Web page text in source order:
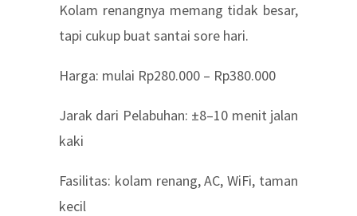
Kolam renangnya memang tidak besar,
tapi cukup buat santai sore hari.
Harga: mulai Rp280.000 – Rp380.000
Jarak dari Pelabuhan: ±8–10 menit jalan
kaki
Fasilitas: kolam renang, AC, WiFi, taman
kecil